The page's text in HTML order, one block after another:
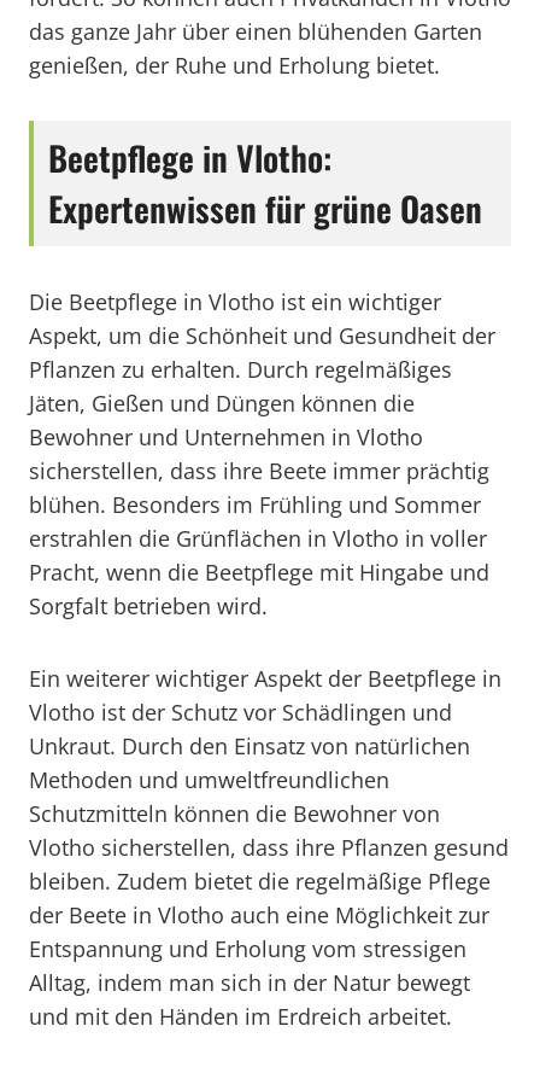
das ganze Jahr über einen blühenden Garten
genießen, der Ruhe und Erholung bietet.
Beetpflege in Vlotho:
Expertenwissen für grüne Oasen
Die Beetpflege in Vlotho ist ein wichtiger
Aspekt, um die Schönheit und Gesundheit der
Pflanzen zu erhalten. Durch regelmäßiges
Jäten, Gießen und Düngen können die
Bewohner und Unternehmen in Vlotho
sicherstellen, dass ihre Beete immer prächtig
blühen. Besonders im Frühling und Sommer
erstrahlen die Grünflächen in Vlotho in voller
Pracht, wenn die Beetpflege mit Hingabe und
Sorgfalt betrieben wird.
Ein weiterer wichtiger Aspekt der Beetpflege in
Vlotho ist der Schutz vor Schädlingen und
Unkraut. Durch den Einsatz von natürlichen
Methoden und umweltfreundlichen
Schutzmitteln können die Bewohner von
Vlotho sicherstellen, dass ihre Pflanzen gesund
bleiben. Zudem bietet die regelmäßige Pflege
der Beete in Vlotho auch eine Möglichkeit zur
Entspannung und Erholung vom stressigen
Alltag, indem man sich in der Natur bewegt
und mit den Händen im Erdreich arbeitet.